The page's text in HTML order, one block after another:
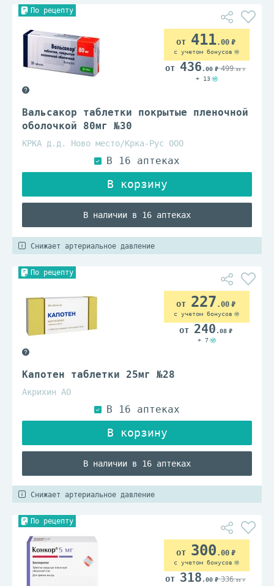
По рецепту
Вальсакор таблетки покрытые пленочной
оболочкой 80мг №30
КРКА д.д. Ново место/Крка-Рус ООО
В наличии в 16 аптеках
411.00
с учетом бонусов
436 .00 499.00
+ 13
Снижает артериальное давление
По рецепту
Капотен таблетки 25мг №28
Акрихин АО
В наличии в 16 аптеках
227 .00
с учетом бонусов
240 .08
+ 7
Снижает артериальное давление
По рецепту
300 .00
с учетом бонусов
318 .00 336.50